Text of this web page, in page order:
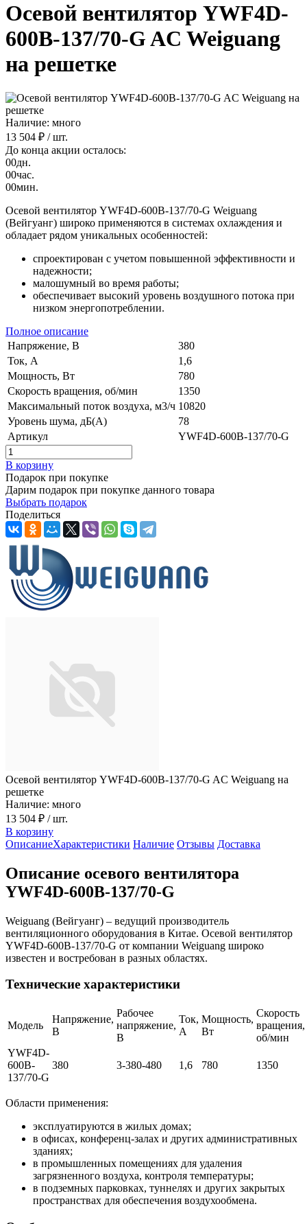
Осевой вентилятор YWF4D-
600B-137/70-G AC Weiguang
на решетке
Наличие: много
13 504 ₽ / шт.
До конца акции осталось:
00дн.
00час.
00мин.
Осевой вентилятор YWF4D-600B-137/70-G Weiguang
(Вейгуанг) широко применяются в системах охлаждения и
обладает рядом уникальных особенностей:
спроектирован с учетом повышенной эффективности и
надежности;
малошумный во время работы;
обеспечивает высокий уровень воздушного потока при
низком энергопотреблении.
Полное описание
Напряжение, В
380
Ток, А
1,6
Мощность, Вт
780
Скорость вращения, об/мин
1350
Максимальный поток воздуха, м3/ч 10820
Уровень шума, дБ(А)
78
Артикул
YWF4D-600B-137/70-G
В корзину
Подарок при покупке
Дарим подарок при покупке данного товара
Выбрать подарок
Поделиться
Осевой вентилятор YWF4D-600B-137/70-G AC Weiguang на
решетке
Наличие: много
13 504 ₽ / шт.
В корзину
ОписаниеХарактеристики Наличие Отзывы Доставка
Описание осевого вентилятора
YWF4D-600B-137/70-G
Weiguang (Вейгуанг) – ведущий производитель
вентиляционного оборудования в Китае. Осевой вентилятор
YWF4D-600B-137/70-G от компании Weiguang широко
известен и востребован в разных областях.
Технические характеристики
Модель
Напряжение,
В
Рабочее
напряжение,
В
Ток,
А
Мощность,
Вт
Скорость
вращения,
об/мин
YWF4D-
600B-
137/70-G
380 3-380-480 1,6 780 1350
Области применения:
эксплуатируются в жилых домах;
в офисах, конференц-залах и других административных
зданиях;
в промышленных помещениях для удаления
загрязненного воздуха, контроля температуры;
в подземных парковках, туннелях и других закрытых
пространствах для обеспечения воздухообмена.